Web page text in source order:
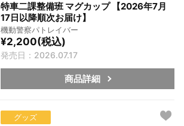
特車二課整備班 マグカップ 【2026年7月
17日以降順次お届け】
機動警察パトレイバー
¥2,200(税込)
発売日：2026.07.17
商品詳細
グッズ